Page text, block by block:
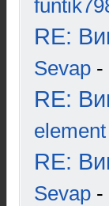
RE:
Sevap -
RE:
element
RE:
Sevap -